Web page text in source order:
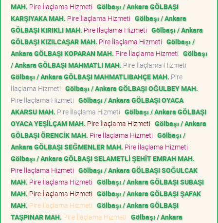
MAH. Pire İlaçlama Hizmeti Gölbaşı / Ankara GÖLBAŞI
KARŞIYAKA MAH. Pire İlaçlama Hizmeti Gölbaşı / Ankara
GÖLBAŞI KIRIKLI MAH. Pire İlaçlama Hizmeti Gölbaşı / Ankara
GÖLBAŞI KIZILCAŞAR MAH. Pire İlaçlama Hizmeti Gölbaşı /
Ankara GÖLBAŞI KOPARAN MAH. Pire İlaçlama Hizmeti Gölbaşı
/ Ankara GÖLBAŞI MAHMATLI MAH. Pire İlaçlama Hizmeti
Gölbaşı / Ankara GÖLBAŞI MAHMATLIBAHÇE MAH. Pire
İlaçlama Hizmeti Gölbaşı / Ankara GÖLBAŞI OĞULBEY MAH.
Pire İlaçlama Hizmeti Gölbaşı / Ankara GÖLBAŞI OYACA
AKARSU MAH. Pire İlaçlama Hizmeti Gölbaşı / Ankara GÖLBAŞI
OYACA YEŞİLÇAM MAH. Pire İlaçlama Hizmeti Gölbaşı / Ankara
GÖLBAŞI ÖRENCİK MAH. Pire İlaçlama Hizmeti Gölbaşı /
Ankara GÖLBAŞI SEĞMENLER MAH. Pire İlaçlama Hizmeti
Gölbaşı / Ankara GÖLBAŞI SELAMETLİ ŞEHİT EMRAH MAH.
Pire İlaçlama Hizmeti Gölbaşı / Ankara GÖLBAŞI SOĞULCAK
MAH. Pire İlaçlama Hizmeti Gölbaşı / Ankara GÖLBAŞI SUBAŞI
MAH. Pire İlaçlama Hizmeti Gölbaşı / Ankara GÖLBAŞI ŞAFAK
MAH. Pire İlaçlama Hizmeti Gölbaşı / Ankara GÖLBAŞI
TAŞPINAR MAH. Pire İlaçlama Hizmeti Gölbaşı / Ankara